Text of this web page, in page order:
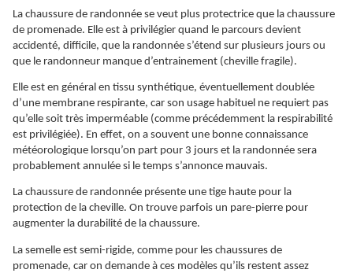
La chaussure de randonnée se veut plus protectrice que la chaussure
de promenade. Elle est à privilégier quand le parcours devient
accidenté, difficile, que la randonnée s’étend sur plusieurs jours ou
que le randonneur manque d’entrainement (cheville fragile).
Elle est en général en tissu synthétique, éventuellement doublée
d’une membrane respirante, car son usage habituel ne requiert pas
qu’elle soit très imperméable (comme précédemment la respirabilité
est privilégiée). En effet, on a souvent une bonne connaissance
météorologique lorsqu’on part pour 3 jours et la randonnée sera
probablement annulée si le temps s’annonce mauvais.
La chaussure de randonnée présente une tige haute pour la
protection de la cheville. On trouve parfois un pare-pierre pour
augmenter la durabilité de la chaussure.
La semelle est semi-rigide, comme pour les chaussures de
promenade, car on demande à ces modèles qu’ils restent assez